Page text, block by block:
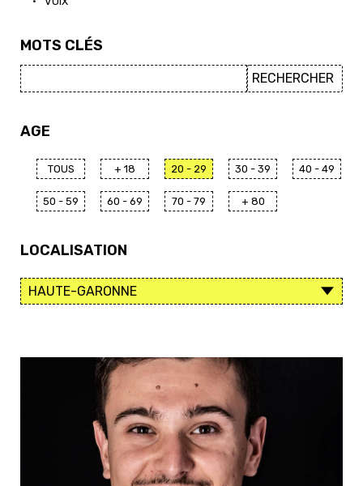
MOTS CLÉS
AGE
TOUS + 18 20 - 29 30 - 39 40 - 49
50 - 59 60 - 69 70 - 79 + 80
LOCALISATION